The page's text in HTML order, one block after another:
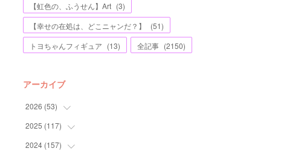
【虹色の、ふうせん】Art (3)
【幸せの在処は、どこニャンだ？】
(51)
トヨちゃんフィギュア (13) 全記事 (2150)
アーカイブ
2026 (53)
(1)
(5)
2025 (117)
(11
2024 (157)